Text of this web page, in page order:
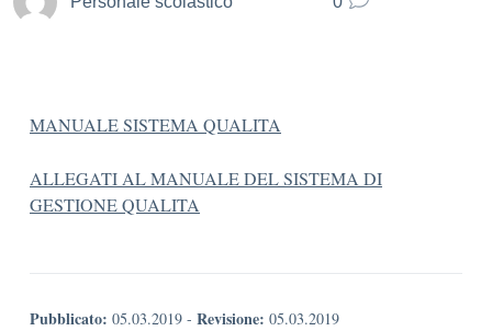
MANUALE SISTEMA QUALITA
ALLEGATI AL MANUALE DEL SISTEMA DI
GESTIONE QUALITA
Pubblicato: 05.03.2019 - Revisione: 05.03.2019